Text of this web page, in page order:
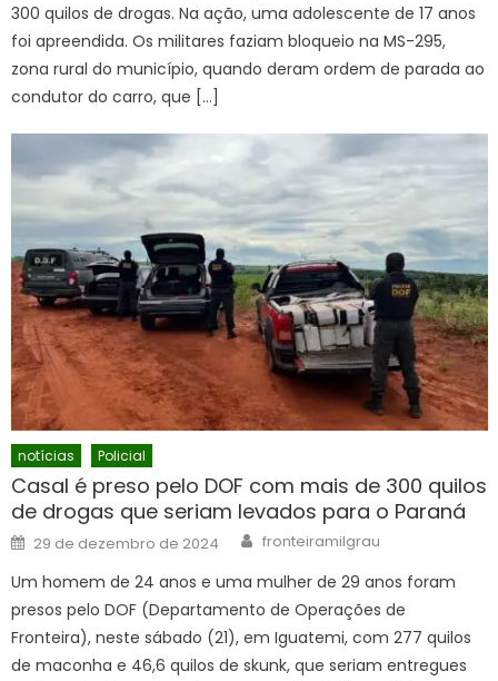
300 quilos de drogas. Na ação, uma adolescente de 17 anos
foi apreendida. Os militares faziam bloqueio na MS-295,
zona rural do município, quando deram ordem de parada ao
condutor do carro, que […]
notícias Policial
Casal é preso pelo DOF com mais de 300 quilos
de drogas que seriam levados para o Paraná
Posted
on
29 de dezembro de 2024 Author
fronteiramilgrau
Um homem de 24 anos e uma mulher de 29 anos foram
presos pelo DOF (Departamento de Operações de
Fronteira), neste sábado (21), em Iguatemi, com 277 quilos
de maconha e 46,6 quilos de skunk, que seriam entregues